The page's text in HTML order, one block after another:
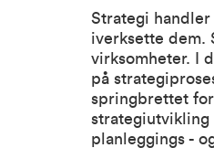
Strategi handler
iverksette dem.
virksomheter. I
på
springbrettet for
strategiutvikling
planleggings -